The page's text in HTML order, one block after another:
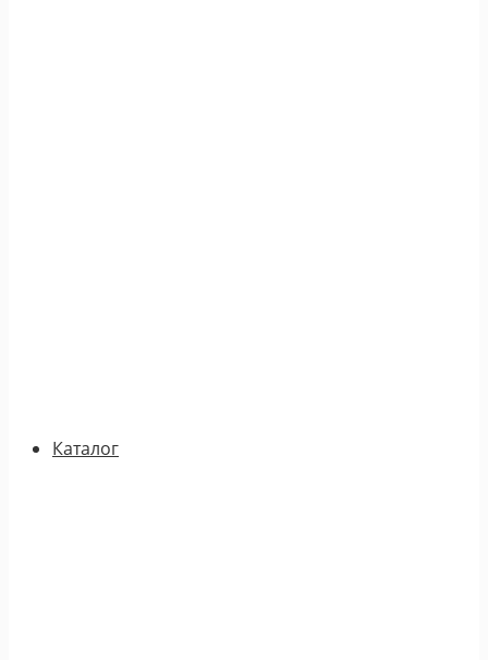
Каталог